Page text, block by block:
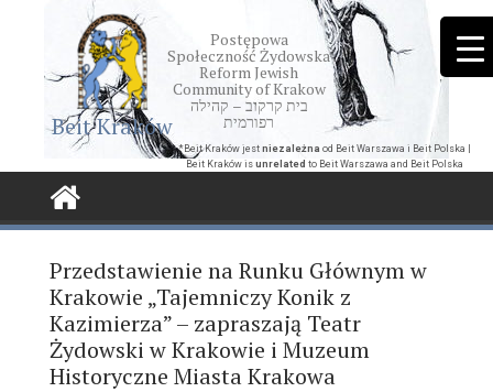
Beit Kraków
Postępowa
Społeczność Żydowska
Reform Jewish
Community of Krakow
בית קרקוב – קהילה
רפורמית
*Beit Kraków jest niezależna od Beit Warszawa i Beit Polska |
Beit Kraków is unrelated to Beit Warszawa and Beit Polska
Przedstawienie na Runku Głównym w
Krakowie „Tajemniczy Konik z
Kazimierza” – zapraszają Teatr
Żydowski w Krakowie i Muzeum
Historyczne Miasta Krakowa